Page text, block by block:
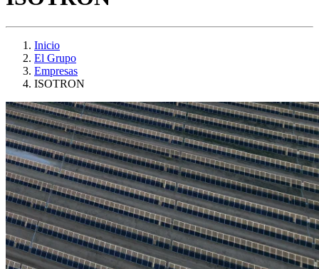
Inicio
El Grupo
Empresas
ISOTRON